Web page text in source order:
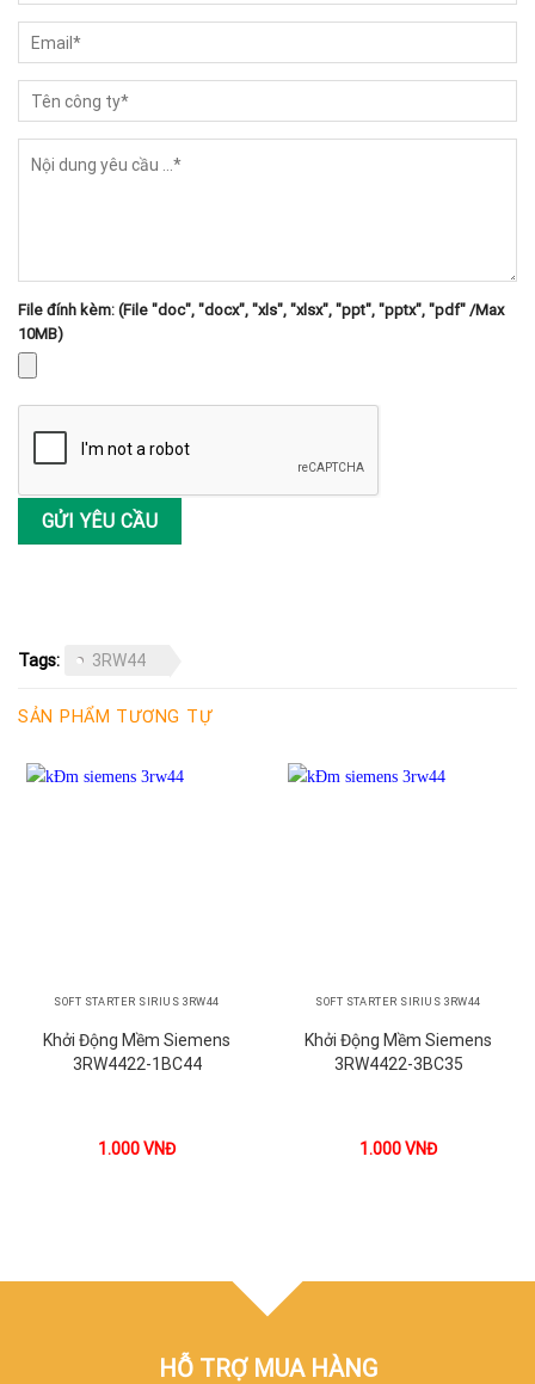
File đính kèm: (File "doc", "docx", "xls", "xlsx", "ppt", "pptx", "pdf" /Max
10MB)
Tags: 3RW44
SẢN PHẨM TƯƠNG TỰ
SOFT STARTER SIRIUS 3RW44
Khởi Động Mềm Siemens
3RW4422-1BC44
1.000VNĐ
SOFT STARTER SIRIUS 3RW44
Khởi Động Mềm Siemens
3RW4422-3BC35
1.000VNĐ
HỖ TRỢ MUA HÀNG